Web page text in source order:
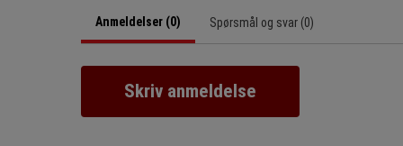
Anmeldelser (0) Spørsmål og svar (0)
Skriv anmeldelse